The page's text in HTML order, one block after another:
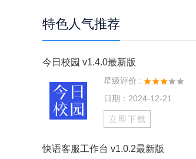
特色人气推荐
今日校园 v1.4.0最新版
星级评价 :
日期：2024-12-21
立即下载
快语客服工作台 v1.0.2最新版